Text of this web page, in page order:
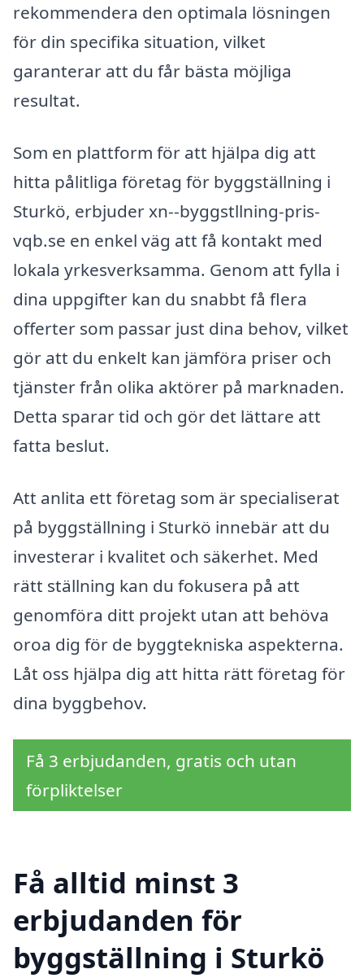
rekommendera den optimala lösningen
för din specifika situation, vilket
garanterar att du får bästa möjliga
resultat.
Som en plattform för att hjälpa dig att
hitta pålitliga företag för byggställning i
Sturkö, erbjuder xn--byggstllning-pris-
vqb.se en enkel väg att få kontakt med
lokala yrkesverksamma. Genom att fylla i
dina uppgifter kan du snabbt få flera
offerter som passar just dina behov, vilket
gör att du enkelt kan jämföra priser och
tjänster från olika aktörer på marknaden.
Detta sparar tid och gör det lättare att
fatta beslut.
Att anlita ett företag som är specialiserat
på byggställning i Sturkö innebär att du
investerar i kvalitet och säkerhet. Med
rätt ställning kan du fokusera på att
genomföra ditt projekt utan att behöva
oroa dig för de byggtekniska aspekterna.
Låt oss hjälpa dig att hitta rätt företag för
dina byggbehov.
Få 3 erbjudanden, gratis och utan
förpliktelser
Få alltid minst 3
erbjudanden för
byggställning i Sturkö